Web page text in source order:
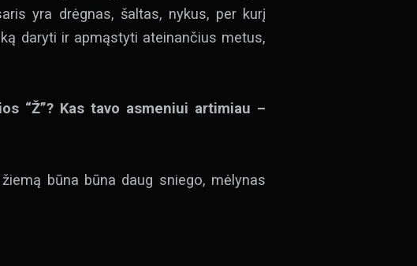
yra drėgnas, šaltas, nykus, per kurį
daryti ir apmąstyti ateinančius metus,
“Ž”? Kas tavo asmeniui artimiau –
būna būna daug sniego, mėlynas